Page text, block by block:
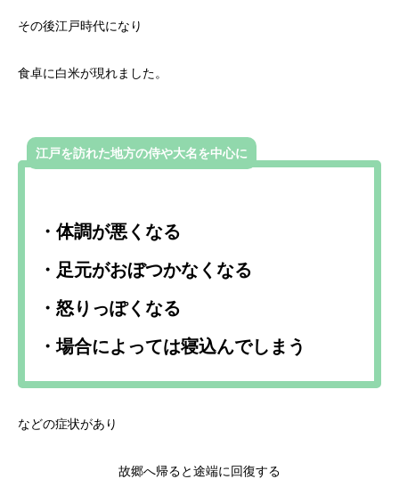
その後江戸時代になり
食卓に白米が現れました。
江戸を訪れた地方の侍や大名を中心に
・体調が悪くなる
・足元がおぼつかなくなる
・怒りっぽくなる
・場合によっては寝込んでしまう
などの症状があり
故郷へ帰ると途端に回復する